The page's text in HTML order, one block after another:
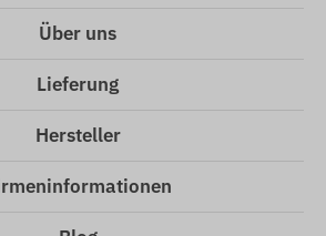
Über uns
Lieferung
Hersteller